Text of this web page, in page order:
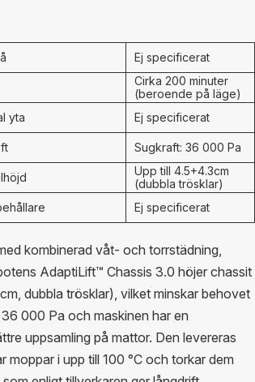
Ej specificerat
Cirka 200 minuter
(beroende på läge)
yta
Ej specificerat
Sugkraft: 36 000 Pa
Upp till 4.5+4.3cm
(dubbla trösklar)
Ej specificerat
kombinerad våt- och torrstädning,
AdaptiLift™ Chassis 3.0 höjer chassit
dubbla trösklar), vilket minskar behovet
000 Pa och maskinen har en
uppsamling på mattor. Den levereras
i upp till 100 °C och torkar dem